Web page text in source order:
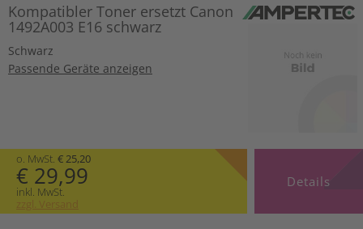
Kompatibler Toner ersetzt Canon
1492A003 E16 schwarz
Schwarz
Passende Geräte anzeigen
o. MwSt. € 25,20
€ 29,99
inkl. MwSt.
zzgl. Versand
Details